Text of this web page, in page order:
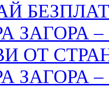
ЗАГОРА
ОТ
ЗАГОРА